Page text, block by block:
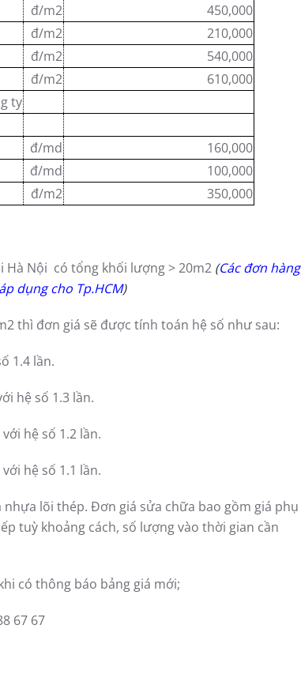
đ/m2
450,000
đ/m2
210,000
đ/m2
540,000
đ/m2
610,000
ty
đ/md
160,000
đ/md
100,000
đ/m2 350,000
Hà Nội có tổng khối lượng > 20m2 (Các đơn hàng
dụng cho Tp.HCM)
thì đơn giá sẽ được tính toán hệ số như sau:
1.4 lần.
hệ số 1.3 lần.
hệ số 1.2 lần.
hệ số 1.1 lần.
lõi thép. Đơn giá sửa chữa bao gồm giá phụ
tuỳ khoảng cách, số lượng vào thời gian cần
có thông báo bảng giá mới;
67 67